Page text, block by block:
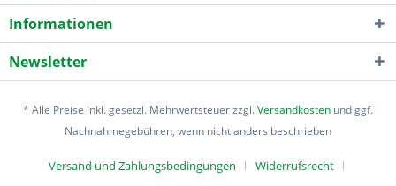
Informationen
Newsletter
* Alle Preise inkl. gesetzl. Mehrwertsteuer zzgl.Versandkosten und ggf.
Nachnahmegebühren, wenn nicht anders beschrieben
Versand und Zahlungsbedingungen Widerrufsrecht